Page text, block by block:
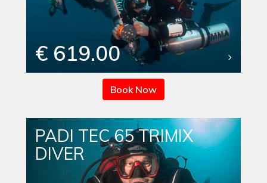
€ 619.00
Book Now
PADI TEC 65 TRIMIX
DIVER